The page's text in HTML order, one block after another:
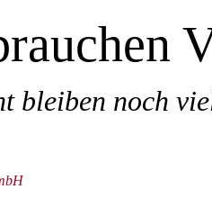
bleiben noch